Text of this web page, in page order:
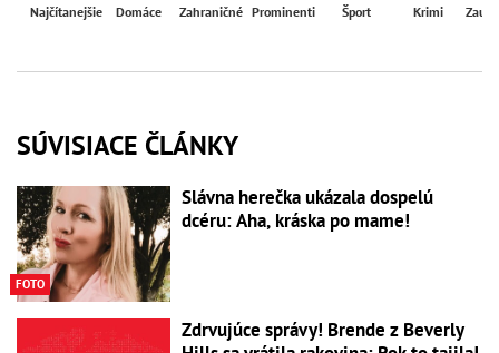
Najčítanejšie Domáce Zahraničné Prominenti Šport Krimi
SÚVISIACE ČLÁNKY
FOTO
Slávna herečka ukázala dospelú
dcéru: Aha, kráska po mame!
Zdrvujúce správy! Brende z Beverly